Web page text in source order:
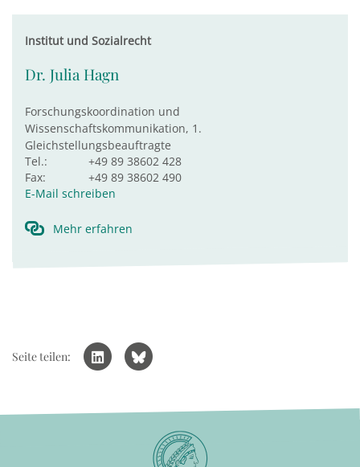
Institut und Sozialrecht
Dr. Julia Hagn
Forschungskoordination und
Wissenschaftskommunikation, 1.
Gleichstellungsbeauftragte
Tel.:
+49 89 38602 428
Fax:
+49 89 38602 490
E-Mail schreiben
Mehr erfahren
Seite teilen: